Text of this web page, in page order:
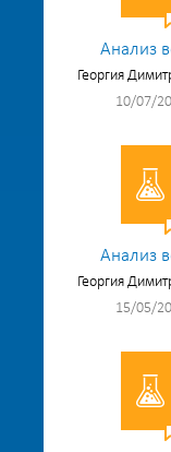
Анализ
Георгия
10/07/
Анализ
Георгия
15/05/